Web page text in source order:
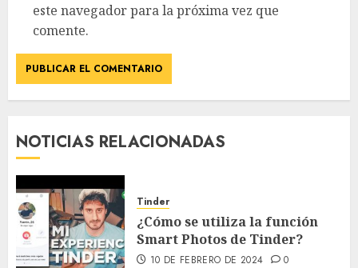
este navegador para la próxima vez que
comente.
NOTICIAS RELACIONADAS
Tinder
¿Cómo se utiliza la función
Smart Photos de Tinder?
10 DE FEBRERO DE 2024 0